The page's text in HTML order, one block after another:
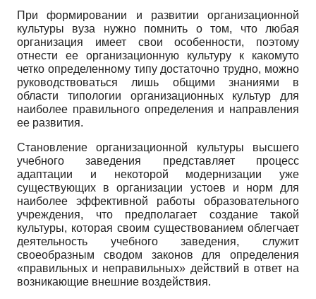
При формировании и развитии организационной
культуры вуза нужно помнить о том, что любая
организация имеет свои особенности, поэтому
отнести ее организаци­онную культуру к какому­то
четко определенному типу достаточно трудно, можно
ру­ководствоваться лишь общими знаниями в
области типологии организационных куль­тур для
наиболее правильного определения и направления
ее развития.
Становление организационной культуры высшего
учебного заведения пред­ставляет процесс
адаптации и некоторой модернизации уже
существующих в органи­зации устоев и норм для
наиболее эффективной работы образовательного
учрежде­ния, что предполагает создание такой
культуры, которая своим существованием об­легчает
деятельность учебного заведения, служит
своеобразным сводом законов для определения
«правильных и неправильных» действий в ответ на
возникающие внеш­ние воздействия.